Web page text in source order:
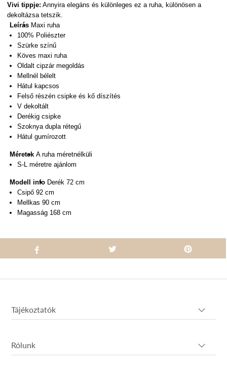
Vivi tippje: Annyira elegáns és különleges ez a ruha, különösen a
dekoltázsa tetszik.
Leírás Maxi ruha
100% Poliészter
Szürke színű
Köves maxi ruha
Oldalt cipzár megoldás
Mellnél bélelt
Hátul kapcsos
Felső részén csipke és kő díszítés
V dekoltált
Derékig csipke
Szoknya dupla rétegű
Hátul gumírozott
Méretek A ruha méretnélküli
S-L méretre ajánlom
Modell info Derék 72 cm
Csipő 92 cm
Mellkas 90 cm
Magasság 168 cm
Tájékoztatók
Rólunk